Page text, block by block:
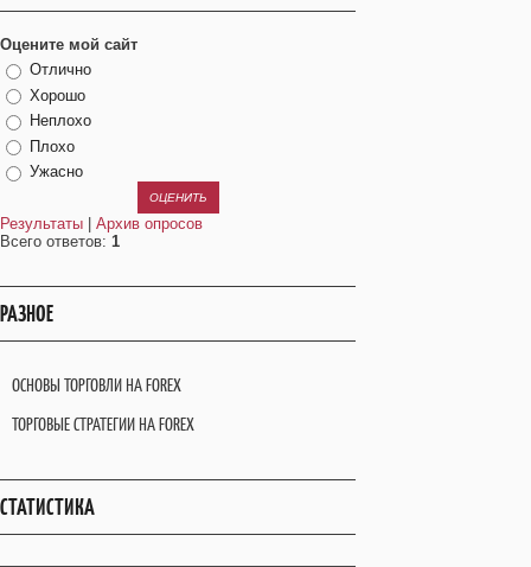
Оцените мой сайт
Отлично
Хорошо
Неплохо
Плохо
Ужасно
Результаты
Архив опросов
Всего ответов: 1
РАЗНОЕ
ОСНОВЫ ТОРГОВЛИ НА FOREX
ТОРГОВЫЕ СТРАТЕГИИ НА FOREX
СТАТИСТИКА